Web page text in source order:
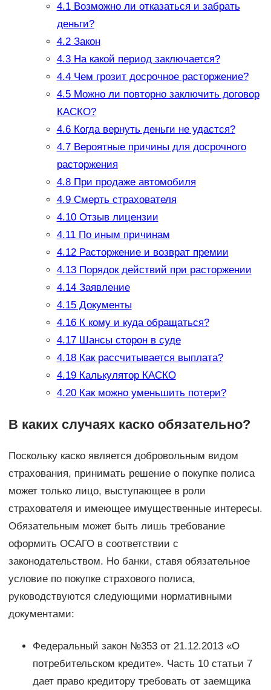
4.1Возможно ли отказаться и забрать
деньги?
4.2Закон
4.3На какой период заключается?
4.4Чем грозит досрочное расторжение?
4.5Можно ли повторно заключить договор
КАСКО?
4.6Когда вернуть деньги не удастся?
4.7Вероятные причины для досрочного
расторжения
4.8При продаже автомобиля
4.9Смерть страхователя
4.10Отзыв лицензии
4.11По иным причинам
4.12Расторжение и возврат премии
4.13Порядок действий при расторжении
4.14Заявление
4.15Документы
4.16К кому и куда обращаться?
4.17Шансы сторон в суде
4.18Как рассчитывается выплата?
4.19Калькулятор КАСКО
4.20Как можно уменьшить потери?
В каких случаях каско обязательно?
Поскольку каско является добровольным видом
страхования, принимать решение о покупке полиса
может только лицо, выступающее в роли
страхователя и имеющее имущественные интересы.
Обязательным может быть лишь требование
оформить ОСАГО в соответствии с
законодательством. Но банки, ставя обязательное
условие по покупке страхового полиса,
руководствуются следующими нормативными
документами:
Федеральный закон №353 от 21.12.2013 «О
потребительском кредите». Часть 10 статьи 7
дает право кредитору требовать от заемщика